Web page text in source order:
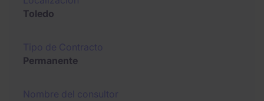
Toledo
Permanente